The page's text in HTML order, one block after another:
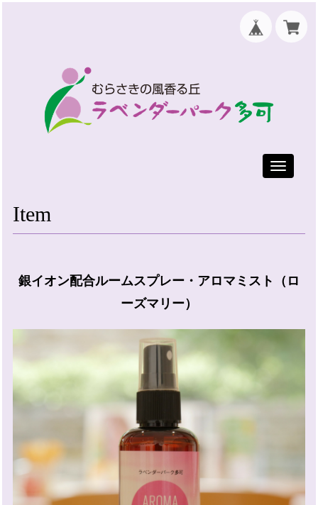
Toggle
Item
銀イオン配合ルームスプレー・アロマミスト（ロ
ーズマリー）